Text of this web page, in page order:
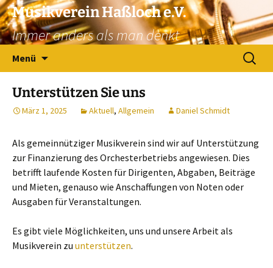
Zum
Inhalt
springen
Musikverein Haßloch e.V.
Immer anders als man denkt
Menü
Suchen
nach:
Unterstützen Sie uns
März 1, 2025 Aktuell, Allgemein Daniel Schmidt
Als gemeinnütziger Musikverein sind wir auf Unterstützung
zur Finanzierung des Orchesterbetriebs angewiesen. Dies
betrifft laufende Kosten für Dirigenten, Abgaben, Beiträge
und Mieten, genauso wie Anschaffungen von Noten oder
Ausgaben für Veranstaltungen.
Es gibt viele Möglichkeiten, uns und unsere Arbeit als
Musikverein zu unterstützen.